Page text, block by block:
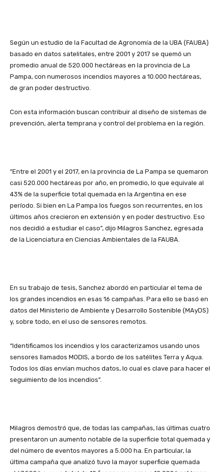
Según un estudio de la Facultad de Agronomía de la UBA (FAUBA)
basado en datos satelitales, entre 2001 y 2017 se quemó un
promedio anual de 520.000 hectáreas en la provincia de La
Pampa, con numerosos incendios mayores a 10.000 hectáreas,
de gran poder destructivo.
Con esta información buscan contribuir al diseño de sistemas de
prevención, alerta temprana y control del problema en la región.
“Entre el 2001 y el 2017, en la provincia de La Pampa se quemaron
casi 520.000 hectáreas por año, en promedio, lo que equivale al
43% de la superficie total quemada en la Argentina en ese
período. Si bien en La Pampa los fuegos son recurrentes, en los
últimos años crecieron en extensión y en poder destructivo. Eso
nos decidió a estudiar el caso”, dijo Milagros Sanchez, egresada
de la Licenciatura en Ciencias Ambientales de la FAUBA.
En su trabajo de tesis, Sanchez abordó en particular el tema de
los grandes incendios en esas 16 campañas. Para ello se basó en
datos del Ministerio de Ambiente y Desarrollo Sostenible (MAyDS)
y, sobre todo, en el uso de sensores remotos.
“Identificamos los incendios y los caracterizamos usando unos
sensores llamados MODIS, a bordo de los satélites Terra y Aqua.
Todos los días envían muchos datos, lo cual es clave para hacer el
seguimiento de los incendios”.
Milagros demostró que, de todas las campañas, las últimas cuatro
presentaron un aumento notable de la superficie total quemada y
del número de eventos mayores a 5.000 ha. En particular, la
última campaña que analizó tuvo la mayor superficie quemada